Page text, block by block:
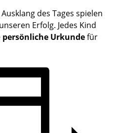
des Tages spielen
Erfolg. Jedes Kind
persönliche Urkundefür